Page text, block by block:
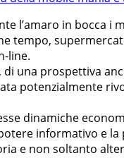
l’amaro in bocca i
tempo,
line.
di una prospettiva
potenzialmente
dinamiche
informativo e la
e non soltanto